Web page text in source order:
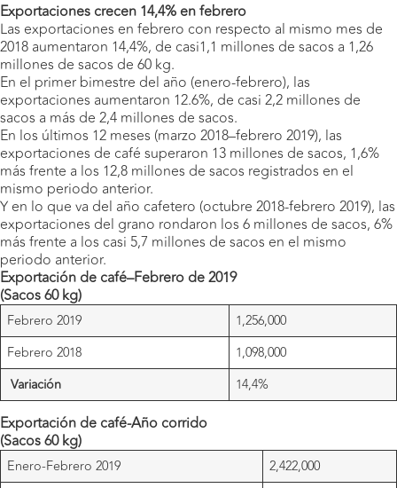
Exportaciones crecen 14,4% en febrero
Las exportaciones en febrero con respecto al mismo mes de
2018 aumentaron 14,4%, de casi1,1 millones de sacos a 1,26
millones de sacos de 60 kg.
En el primer bimestre del año (enero-febrero), las
exportaciones aumentaron 12.6%, de casi 2,2 millones de
sacos a más de 2,4 millones de sacos.
En los últimos 12 meses (marzo 2018–febrero 2019), las
exportaciones de café superaron 13 millones de sacos, 1,6%
más frente a los 12,8 millones de sacos registrados en el
mismo periodo anterior.
Y en lo que va del año cafetero (octubre 2018-febrero 2019), las
exportaciones del grano rondaron los 6 millones de sacos, 6%
más frente a los casi 5,7 millones de sacos en el mismo
periodo anterior.
Exportación de café–Febrero de 2019
(Sacos 60 kg)
Febrero 2019
1,256,000
Febrero 2018
1,098,000
Variación
14,4%
Exportación de café-Año corrido
(Sacos 60 kg)
Enero-Febrero 2019
2,422,000